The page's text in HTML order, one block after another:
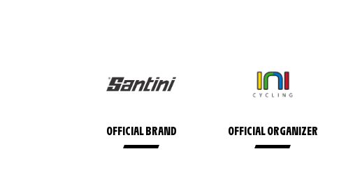
OFFICIAL BRAND OFFICIAL ORGANIZER